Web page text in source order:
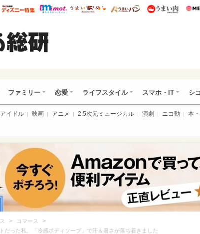
研
ハピママ* ウレぴあ総研 ディズニー特集
mimot. うまいめし うまいパン う
ファミリー 恋愛 ライフスタイル スマホ・IT シ
アイドル 映画 アニメ 2.5次元ミュージカル 演劇 ニコ動 本
> コマース >
だった私、「冷感ボディソープ」で汗＆暑さが落ち着きました